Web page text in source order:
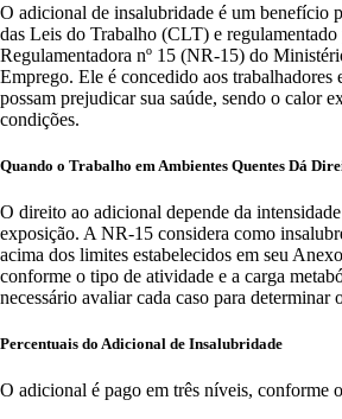
O adicional de insalubridade é um benefício
das Leis do Trabalho (CLT) e regulamentado
Regulamentadora nº 15 (NR-15) do
Emprego. Ele é concedido aos trabalhadores
possam prejudicar sua saúde, sendo o calor
condições.
Quando o Trabalho em Ambientes Quentes Dá
O direito ao adicional depende da
exposição. A NR-15 considera como
acima dos limites estabelecidos em seu
conforme o tipo de atividade e a carga
necessário avaliar cada caso para determinar
Percentuais do Adicional de Insalubridade
O adicional é pago em três níveis, conforme